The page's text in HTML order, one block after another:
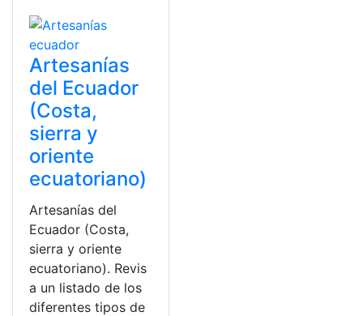
Artesanías
del Ecuador
(Costa,
sierra y
oriente
ecuatoriano)
Artesanías del
Ecuador (Costa,
sierra y oriente
ecuatoriano). Revis
a un listado de los
diferentes tipos de